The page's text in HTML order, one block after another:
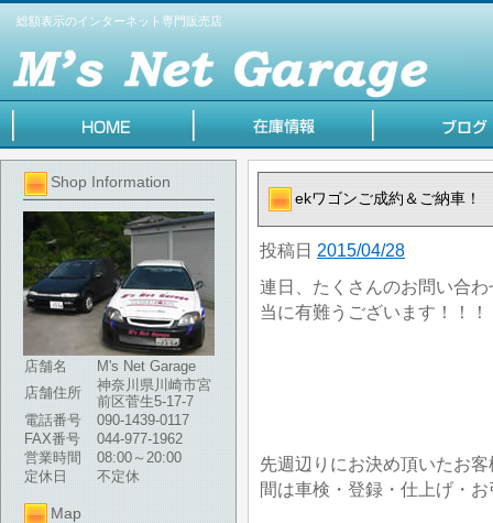
総額表示のインターネット専門販売店
Shop Information
店舗名
M's Net Garage
店舗住所
神奈川県川崎市宮
前区菅生5-17-7
電話番号
090-1439-0117
FAX番号
044-977-1962
営業時間
08:00～20:00
定休日
不定休
Map
ekワゴンご成約＆ご納車！
投稿日 2015/04/28
連日、たくさんのお問い合
当に有難うございます！！！
先週辺りにお決め頂いたお
間は車検・登録・仕上げ・